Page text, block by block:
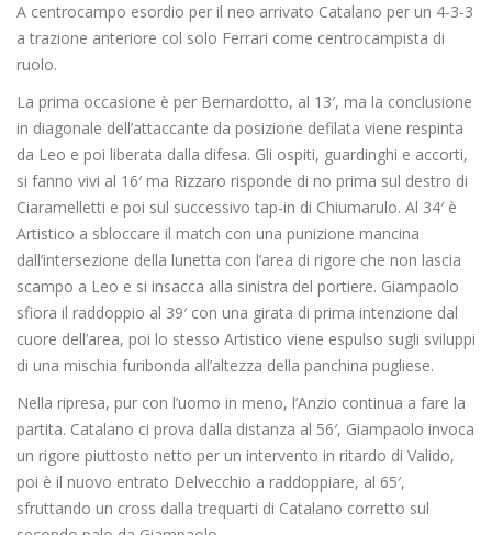
A centrocampo esordio per il neo arrivato Catalano per un 4-3-3
a trazione anteriore col solo Ferrari come centrocampista di
ruolo.
La prima occasione è per Bernardotto, al 13′, ma la conclusione
in diagonale dell’attaccante da posizione defilata viene respinta
da Leo e poi liberata dalla difesa. Gli ospiti, guardinghi e accorti,
si fanno vivi al 16′ ma Rizzaro risponde di no prima sul destro di
Ciaramelletti e poi sul successivo tap-in di Chiumarulo. Al 34′ è
Artistico a sbloccare il match con una punizione mancina
dall’intersezione della lunetta con l’area di rigore che non lascia
scampo a Leo e si insacca alla sinistra del portiere. Giampaolo
sfiora il raddoppio al 39′ con una girata di prima intenzione dal
cuore dell’area, poi lo stesso Artistico viene espulso sugli sviluppi
di una mischia furibonda all’altezza della panchina pugliese.
Nella ripresa, pur con l’uomo in meno, l’Anzio continua a fare la
partita. Catalano ci prova dalla distanza al 56′, Giampaolo invoca
un rigore piuttosto netto per un intervento in ritardo di Valido,
poi è il nuovo entrato Delvecchio a raddoppiare, al 65′,
sfruttando un cross dalla trequarti di Catalano corretto sul